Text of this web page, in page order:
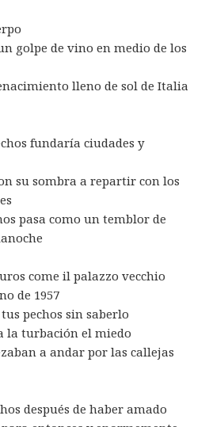
golpe de vino en medio de los
lleno de sol de Italia
fundaría ciudades y
su sombra a repartir con los
pasa como un temblor de
come il palazzo vecchio
de 1957
pechos sin saberlo
la turbación el miedo
a andar por las callejas
después de haber amado